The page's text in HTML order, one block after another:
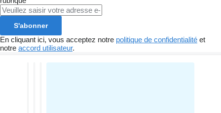
S'abonner
En cliquant ici, vous acceptez notre politique de confidentialité et
notre accord utilisateur.